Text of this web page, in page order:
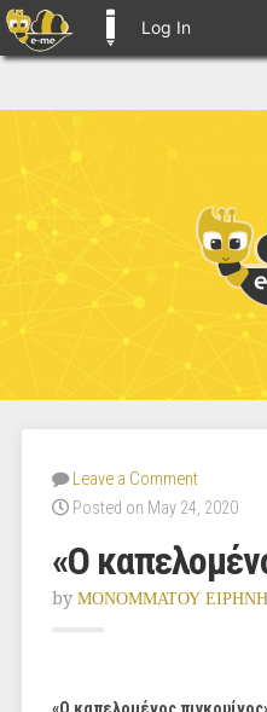
Log In
Leave a Comment
Posted on May 24, 2020
«O
by ΜΟΝΟΜΜΑΤΟΥ ΕΙΡΗΝΗ